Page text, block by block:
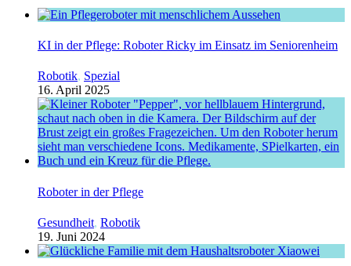
KI in der Pflege: Roboter Ricky im Einsatz im Seniorenheim
Robotik, Spezial
16. April 2025
Roboter in der Pflege
Gesundheit, Robotik
19. Juni 2024